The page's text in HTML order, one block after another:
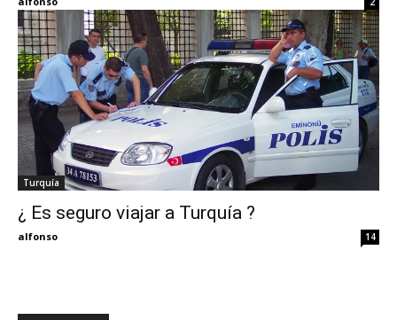
Turquía
¿ Es seguro viajar a Turquía ?
alfonso 14